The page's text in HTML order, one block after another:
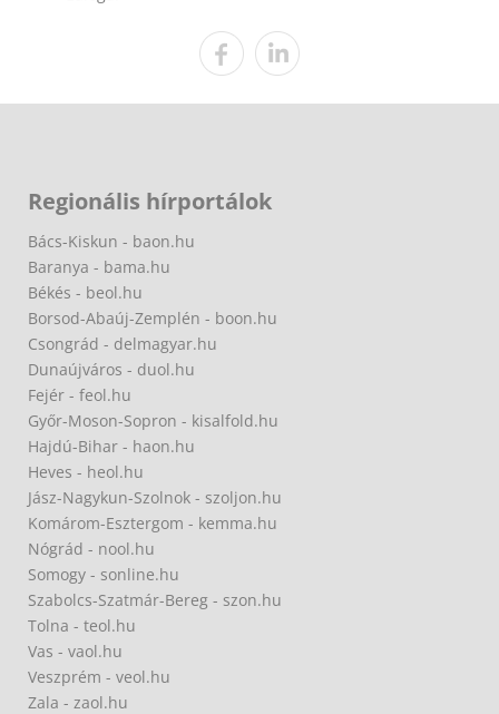
Regionális hírportálok
Bács-Kiskun - baon.hu
Baranya - bama.hu
Békés - beol.hu
Borsod-Abaúj-Zemplén - boon.hu
Csongrád - delmagyar.hu
Dunaújváros - duol.hu
Fejér - feol.hu
Győr-Moson-Sopron - kisalfold.hu
Hajdú-Bihar - haon.hu
Heves - heol.hu
Jász-Nagykun-Szolnok - szoljon.hu
Komárom-Esztergom - kemma.hu
Nógrád - nool.hu
Somogy - sonline.hu
Szabolcs-Szatmár-Bereg - szon.hu
Tolna - teol.hu
Vas - vaol.hu
Veszprém - veol.hu
Zala - zaol.hu